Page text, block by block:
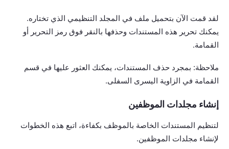
لقد قمت الآن بتحميل ملف في المجلد التنظيمي الذي تختاره.
يمكنك تحرير هذه المستندات وحذفها بالنقر فوق رمز التحرير أو
القمامة.
ملاحظة: بمجرد حذف المستندات، يمكنك العثور عليها في قسم
القمامة في الزاوية اليسرى السفلى.
إنشاء مجلدات الموظفين
لتنظيم المستندات الخاصة بالموظف بكفاءة، اتبع هذه الخطوات
لإنشاء مجلدات الموظفين.